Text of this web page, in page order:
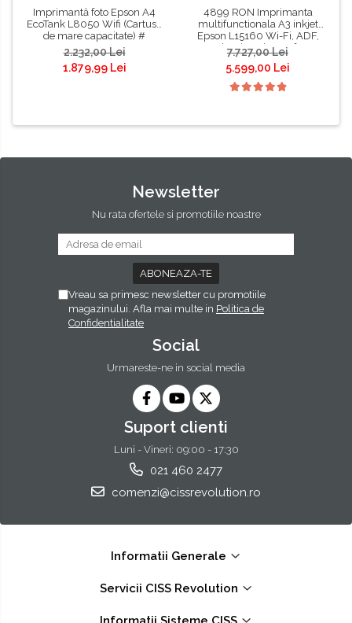
Imprimantă foto Epson A4
EcoTank L8050 Wifi (Cartuse
de mare capacitate) #
2.232,00 Lei
1.879,99 Lei
4899 RON Imprimanta
multifunctionala A3 inkjet
Epson L15160 Wi-Fi, ADF,
Duplex, imprimare fata-
verso, scanare fata-verso,
copiere si fax #
7.727,00 Lei
5.599,00 Lei
Newsletter
Nu rata ofertele si promotiile noastre
Vreau sa primesc newsletter cu promotiile
magazinului. Afla mai multe in Politica de
Confidentialitate
Social
Urmareste-ne in social media
Suport clienti
Luni - Vineri: 09:00 - 17:30
021 460 2477
comenzi@cissrevolution.ro
Informatii Generale
Servicii CISS Revolution